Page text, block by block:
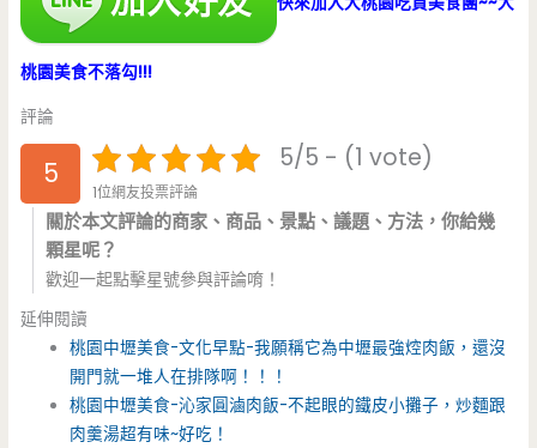
桃園美食不落勾!!!
評論
5 5/5 - (1 vote)
1位網友投票評論
關於本文評論的商家、商品、景點、議題、方法，你給幾
顆星呢？
歡迎一起點擊星號參與評論唷！
延伸閱讀
桃園中壢美食-文化早點-我願稱它為中壢最強焢肉飯，還沒
開門就一堆人在排隊啊！！！
桃園中壢美食-沁家圓滷肉飯-不起眼的鐵皮小攤子，炒麵跟
肉羹湯超有味~好吃！